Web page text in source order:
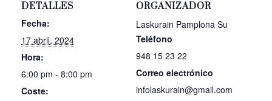
DETALLES
Fecha:
17 abril, 2024
Hora:
6:00 pm - 8:00 pm
Coste:
ORGANIZADOR
Laskurain Pamplona Su
Teléfono
948 15 23 22
Correo electrónico
infolaskurain@gmail.com